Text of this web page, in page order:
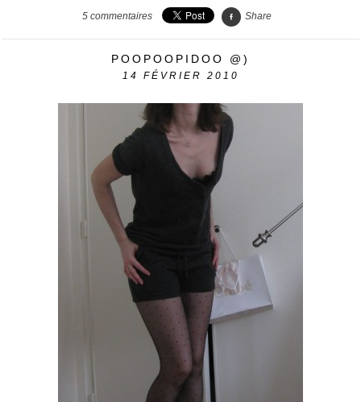
5 commentaires Share
POOPOOPIDOO @)
14 FÉVRIER 2010